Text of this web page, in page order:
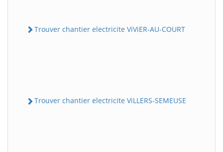
Trouver chantier electricite ViViER-AU-COURT
Trouver chantier electricite ViLLERS-SEMEUSE